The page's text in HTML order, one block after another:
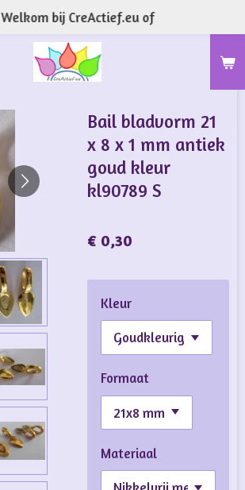
Welkom bij CreActief.eu of
Bail bladvorm 21
x 8 x 1 mm antiek
goud kleur
kl90789 S
€ 0,30
Kleur
Formaat
Materiaal